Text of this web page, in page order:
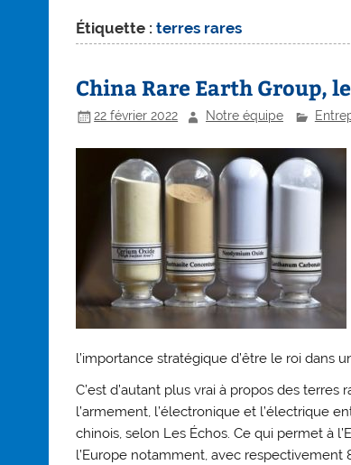
Étiquette :terres rares
China Rare Earth Group,
22 février 2022 Notre équipe
l’importance stratégique d’être le roi dans
C’est d’autant plus vrai à propos des
l’armement, l’électronique et l’électrique
chinois, selon Les Échos. Ce qui permet à
l’Europe notamment, avec respectivement